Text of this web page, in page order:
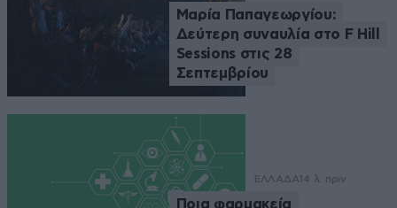
Μαρία Παπαγεωργίου:
Δεύτερη συναυλία στο F Hill
Sessions στις 28
Σεπτεμβρίου
ΕΛΛΑΔΑ 14 λ. πριν
Ποια φαρμακεία